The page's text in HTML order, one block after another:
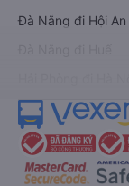
Đà Nẵng đi Hội An